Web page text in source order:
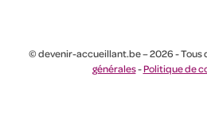
© devenir-accueillant.be – 2026 - Tous
générales-Politique de